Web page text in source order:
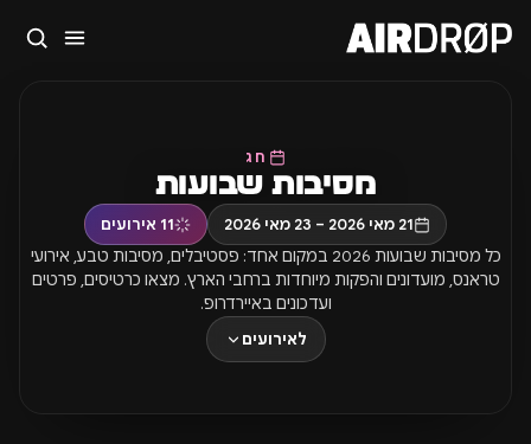
חג
מסיבות שבועות
21 מאי 2026 – 23 מאי 2026 11 אירועים
כל מסיבות שבועות 2026 במקום אחד: פסטיבלים, מסיבות טבע, אירועי
טראנס, מועדונים והפקות מיוחדות ברחבי הארץ. מצאו כרטיסים, פרטים
ועדכונים באיירדרופ.
לאירועים
סגור
מועדונים
טיפ: אפשר להקליד שם אומן, עיר, תאריך או שם חג.